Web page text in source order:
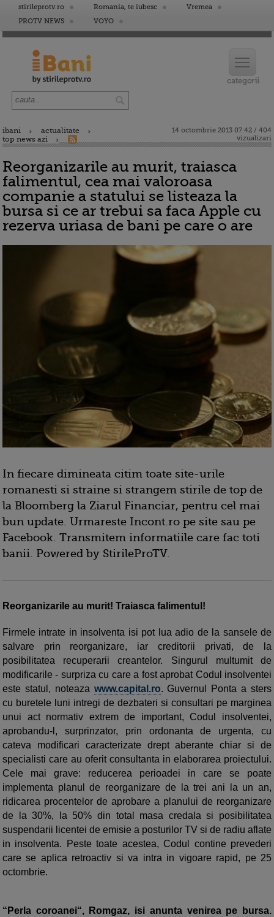
stirileprotv.ro Romania, te iubesc
Vremea
PROTV NEWS
VOYO
ibani
actualitate
top news azi
14 octombrie 2013 07:42 / 404
vizualizari
Reorganizarile au murit, traiasca
falimentul, cea mai valoroasa
companie a statului se listeaza la
bursa si ce ar trebui sa faca Apple cu
rezerva uriasa de bani pe care o are
In fiecare dimineata citim toate site-urile
romanesti si straine si strangem stirile de top de
la Bloomberg la Ziarul Financiar, pentru cel mai
bun update. Urmareste Incont.ro pe site sau pe
Facebook. Transmitem informatiile care fac toti
banii. Powered by StirileProTV.
Reorganizarile au murit! Traiasca falimentul!
Firmele intrate in insolventa isi pot lua adio de la sansele de
salvare prin reorganizare, iar creditorii privati, de la
posibilitatea recuperarii creantelor. Singurul multumit de
modificarile - surpriza cu care a fost aprobat Codul insolventei
este statul, noteaza www.capital.ro. Guvernul Ponta a sters
cu buretele luni intregi de dezbateri si consultari pe marginea
unui act normativ extrem de important, Codul insolventei,
aprobandu-l, surprinzator, prin ordonanta de urgenta, cu
cateva modificari caracterizate drept aberante chiar si de
specialisti care au oferit consultanta in elaborarea proiectului.
Cele mai grave: reducerea perioadei in care se poate
implementa planul de reorganizare de la trei ani la un an,
ridicarea procentelor de aprobare a planului de reorganizare
de la 30%, la 50% din total masa credala si posibilitatea
suspendarii licentei de emisie a posturilor TV si de radiu aflate
in insolventa. Peste toate acestea, Codul contine prevederi
care se aplica retroactiv si va intra in vigoare rapid, pe 25
octombrie.
“Perla coroanei“, Romgaz, isi anunta venirea pe bursa.